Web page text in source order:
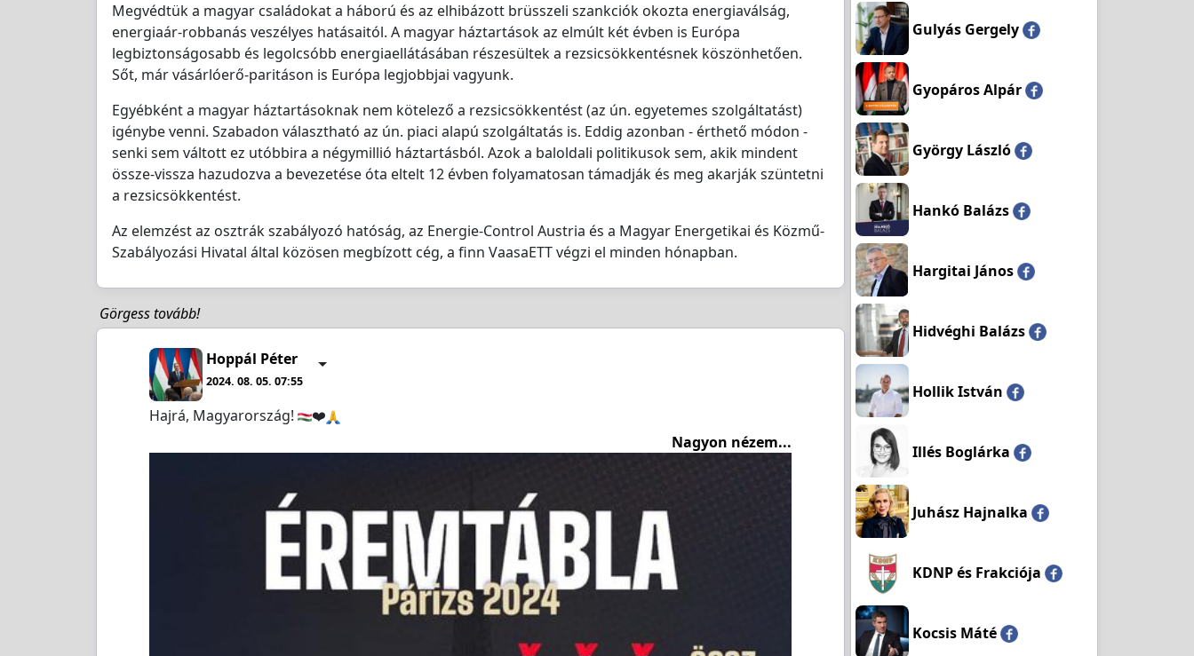
Megvédtük a magyar családokat a háború és az elhibázott brüsszeli szankciók okozta energiaválság,
energiaár-robbanás veszélyes hatásaitól. A magyar háztartások az elmúlt két évben is Európa
legbiztonságosabb és legolcsóbb energiaellátásában részesültek a rezsicsökkentésnek köszönhetően.
Sőt, már vásárlóerő-paritáson is Európa legjobbjai vagyunk.
Egyébként a magyar háztartásoknak nem kötelező a rezsicsökkentést (az ún. egyetemes szolgáltatást)
igénybe venni. Szabadon választható az ún. piaci alapú szolgáltatás is. Eddig azonban - érthető módon -
senki sem váltott ez utóbbira a négymillió háztartásból. Azok a baloldali politikusok sem, akik mindent
össze-vissza hazudozva a bevezetése óta eltelt 12 évben folyamatosan támadják és meg akarják szüntetni
a rezsicsökkentést.
Az elemzést az osztrák szabályozó hatóság, az Energie-Control Austria és a Magyar Energetikai és Közmű-
Szabályozási Hivatal által közösen megbízott cég, a finn VaasaETT végzi el minden hónapban.
Görgess tovább!
Hoppál Péter
2024. 08. 05. 07:55
Hajrá, Magyarország!
❤️
Nagyon nézem...
Gulyás Gergely
Gyopáros Alpár
György László
Hankó Balázs
Hargitai János
Hidvéghi Balázs
Hollik István
Illés Boglárka
Juhász Hajnalka
KDNP és Frakciója
Kocsis Máté